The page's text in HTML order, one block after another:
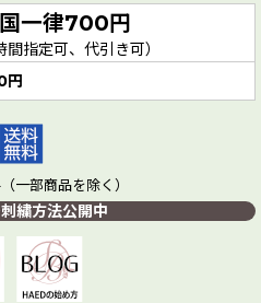
一律700円
間指定可、代引き可）
円
一部商品を除く）
繍方法公開中